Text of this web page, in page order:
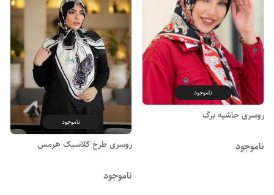
ناموجود
روسری حاشیه برگ
ناموجود
ناموجود
روسری طرح کلاسیک هرمس
ناموجود